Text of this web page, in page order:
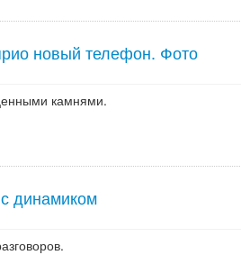
новый телефон. Фото
камнями.
динамиком